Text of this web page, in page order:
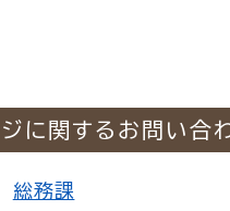
に関するお問い合
総務課